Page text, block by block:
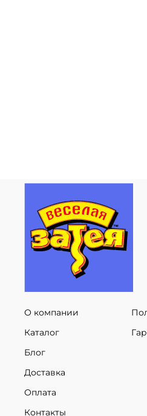
О компании
Каталог
Блог
Доставка
Оплата
Контакты